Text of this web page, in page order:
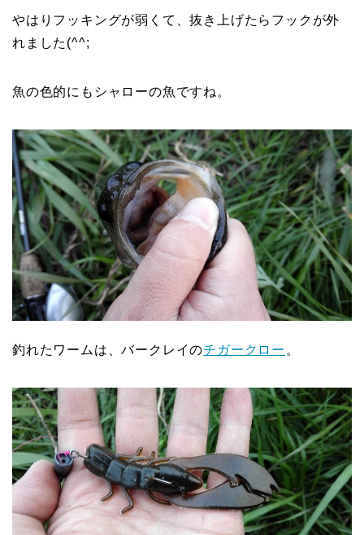
やはりフッキングが弱くて、抜き上げたらフックが外
れました(^^;
魚の色的にもシャローの魚ですね。
釣れたワームは、バークレイのチガークロー 。